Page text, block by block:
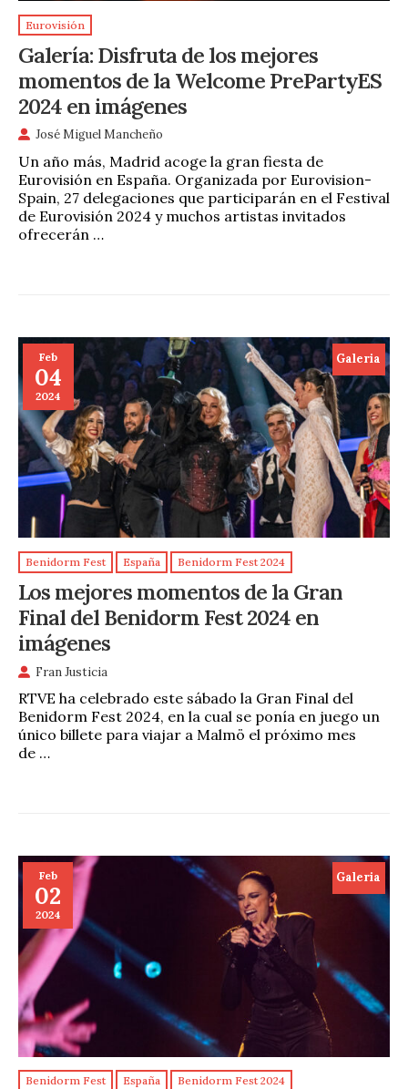
Eurovisión
Galería: Disfruta de los mejores
momentos de la Welcome PrePartyES
2024 en imágenes
José Miguel Mancheño
Un año más, Madrid acoge la gran fiesta de
Eurovisión en España. Organizada por Eurovision-
Spain, 27 delegaciones que participarán en el Festival
de Eurovisión 2024 y muchos artistas invitados
ofrecerán …
Feb
04
2024
Galeria
Benidorm Fest España Benidorm Fest 2024
Los mejores momentos de la Gran
Final del Benidorm Fest 2024 en
imágenes
Fran Justicia
RTVE ha celebrado este sábado la Gran Final del
Benidorm Fest 2024, en la cual se ponía en juego un
único billete para viajar a Malmö el próximo mes
de …
Feb
02
2024
Galeria
Benidorm Fest España Benidorm Fest 2024